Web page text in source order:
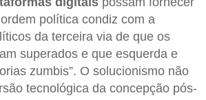
política condiz com a
da terceira via de que os
superados e que esquerda e
zumbis”. O solucionismo não
tecnológica da concepção pós-